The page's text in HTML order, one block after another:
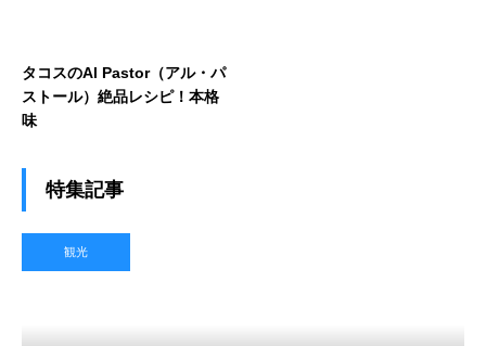
タコスのAl Pastor（アル・パ
ストール）絶品レシピ！本格
味
特集記事
観光